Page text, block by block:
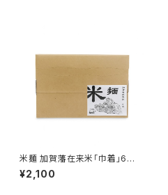
米麺 加賀藩在来米「巾着」6食
入
¥2,100